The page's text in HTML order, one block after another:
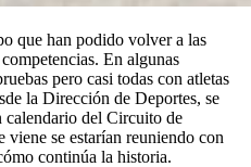
que han podido volver a las
En algunas
pero casi todas con atletas
la Dirección de Deportes, se
calendario del Circuito de
viene se estarían reuniendo con
continúa la historia.